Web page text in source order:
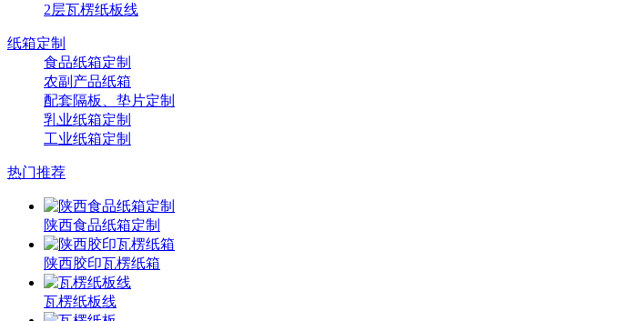
2层瓦楞纸板线
纸箱定制
食品纸箱定制
农副产品纸箱
配套隔板、垫片定制
乳业纸箱定制
工业纸箱定制
热门推荐
陕西食品纸箱定制
陕西胶印瓦楞纸箱
瓦楞纸板线